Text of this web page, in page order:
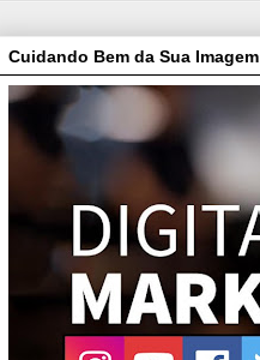
Cuidando Bem da Sua Imagem